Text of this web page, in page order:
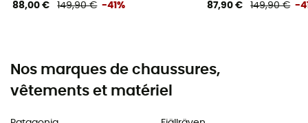
88,00 € 149,90 € -41% 87,90 € 149,90 € -
Nos marques de chaussures,
vêtements et matériel